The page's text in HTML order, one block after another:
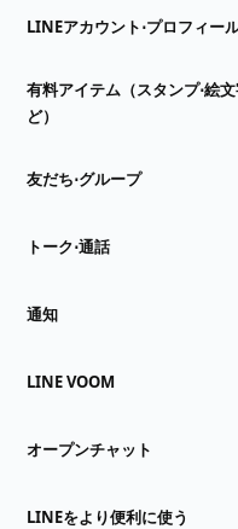
LINEアカウント⋅プロフィー
有料アイテム（スタンプ⋅絵
ど）
友だち⋅グループ
トーク⋅通話
通知
LINE VOOM
オープンチャット
LINEをより便利に使う